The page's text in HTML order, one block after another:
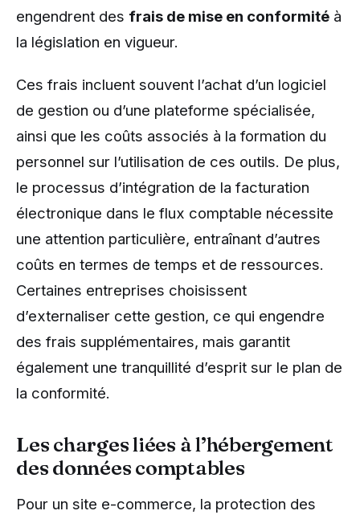
engendrent des frais de mise en conformité à
la législation en vigueur.
Ces frais incluent souvent l’achat d’un logiciel
de gestion ou d’une plateforme spécialisée,
ainsi que les coûts associés à la formation du
personnel sur l’utilisation de ces outils. De plus,
le processus d’intégration de la facturation
électronique dans le flux comptable nécessite
une attention particulière, entraînant d’autres
coûts en termes de temps et de ressources.
Certaines entreprises choisissent
d’externaliser cette gestion, ce qui engendre
des frais supplémentaires, mais garantit
également une tranquillité d’esprit sur le plan de
la conformité.
Les charges liées à l’hébergement
des données comptables
Pour un site e-commerce, la protection des